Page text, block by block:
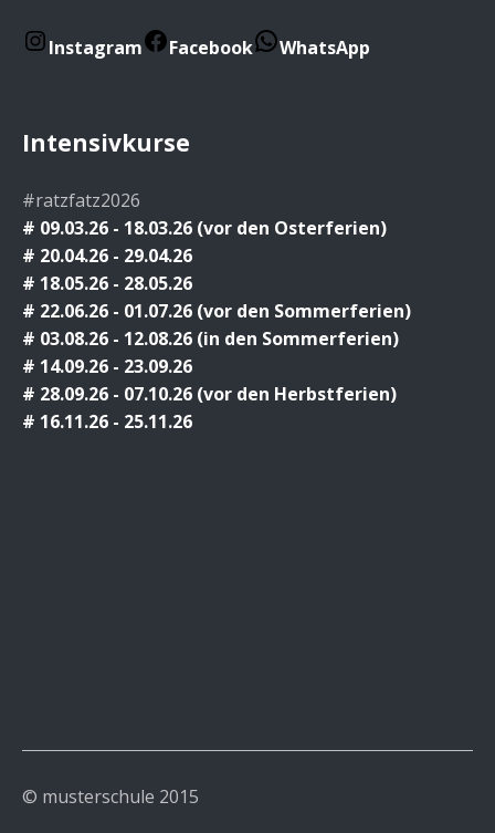
Instagram Facebook WhatsApp
Intensivkurse
#ratzfatz2026
# 09.03.26 - 18.03.26 (vor den Osterferien)
# 20.04.26 - 29.04.26
# 18.05.26 - 28.05.26
# 22.06.26 - 01.07.26 (vor den Sommerferien)
# 03.08.26 - 12.08.26 (in den Sommerferien)
# 14.09.26 - 23.09.26
# 28.09.26 - 07.10.26 (vor den Herbstferien)
# 16.11.26 - 25.11.26
© musterschule 2015